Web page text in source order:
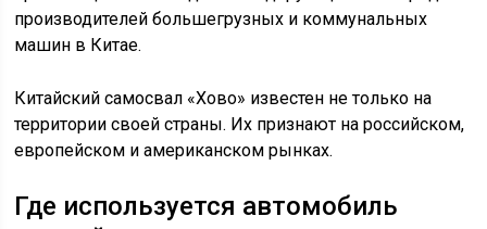
Где используется автомобиль
данной марки
Основное назначение самосвала – перевозка грузов.
Это могут быть строительные материалы (бетон, песок,
асфальт, щебень), грунт, сельскохозяйственные корма
и корнеплоды, мусор и так далее. Это и определяет
основные сферы, в которых чаще всего применяется
самосвал «Хово»: